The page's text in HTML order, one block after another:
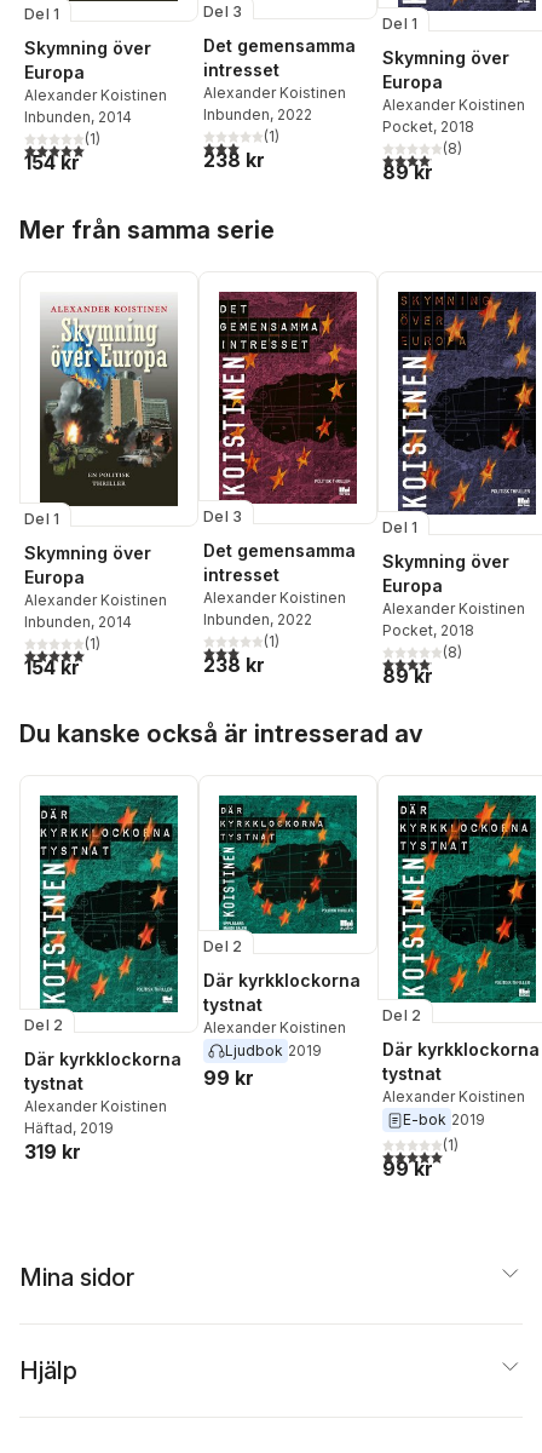
Del 1
Skymning över
Europa
Alexander Koistinen
Inbunden, 2014
5,0utav 5 stjärnor. Totalt antal röster:
(1)
154 kr
Del 3
Det gemensamma
intresset
Alexander Koistinen
Inbunden, 2022
3,0utav 5 stjärnor. Totalt antal röster:
(1)
238 kr
Del 1
Skymning över
Europa
Alexander Koistinen
Pocket, 2018
4,1utav 5 stjärnor.
(8)
89 kr
Mer från samma serie
Del 1
Skymning över
Europa
Alexander Koistinen
Inbunden, 2014
5,0utav 5 stjärnor. Totalt antal röster:
(1)
154 kr
Del 3
Det gemensamma
intresset
Alexander Koistinen
Inbunden, 2022
3,0utav 5 stjärnor. Totalt antal röster:
(1)
238 kr
Del 1
Skymning över
Europa
Alexander Koistinen
Pocket, 2018
4,1utav 5 stjärnor.
(8)
89 kr
Du kanske också är intresserad av
Del 2
Där kyrkklockorna
tystnat
Alexander Koistinen
Häftad, 2019
319 kr
Del 2
Där kyrkklockorna
tystnat
Alexander Koistinen
Ljudbok 2019
99 kr
Del 2
Där kyrkklockorna
tystnat
Alexander Koistinen
E-bok 2019
5,0utav 5 stjärnor.
(1)
99 kr
Mina sidor
Hjälp